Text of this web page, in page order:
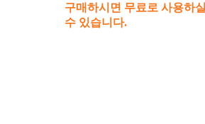
구매하시면 무료로 사용하실
수 있습니다.